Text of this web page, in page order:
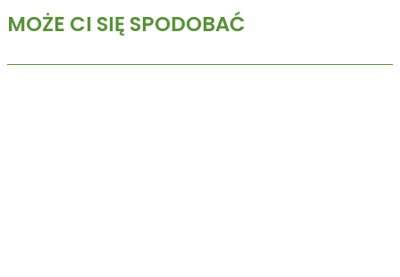
MOŻE CI SIĘ SPODOBAĆ